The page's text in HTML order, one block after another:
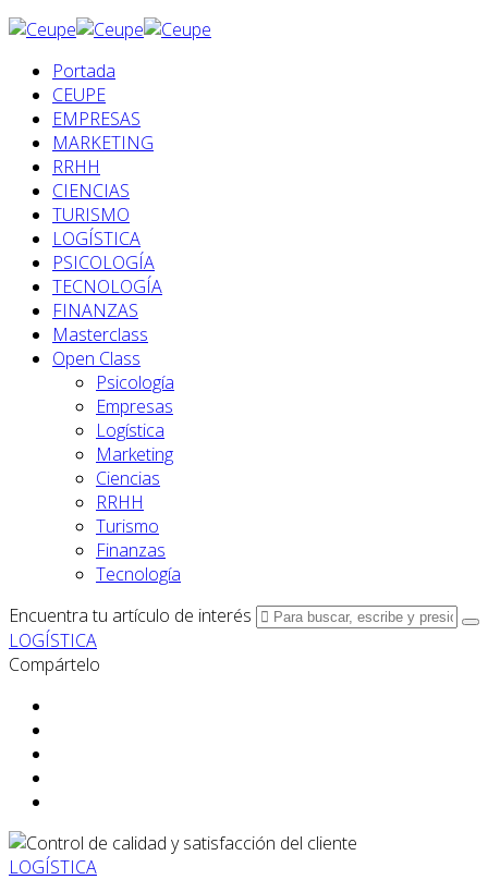
Portada
CEUPE
EMPRESAS
MARKETING
RRHH
CIENCIAS
TURISMO
LOGÍSTICA
PSICOLOGÍA
TECNOLOGÍA
FINANZAS
Masterclass
Open Class
Psicología
Empresas
Logística
Marketing
Ciencias
RRHH
Turismo
Finanzas
Tecnología
Encuentra tu artículo de interés
LOGÍSTICA
Compártelo
LOGÍSTICA